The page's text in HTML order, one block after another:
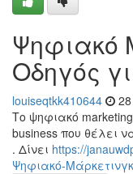
Ψηφιακό
Οδηγός
louiseqtkk410644
Το ψηφιακό
business που θέλει
. Δίνει https://
Ψηφιακό-